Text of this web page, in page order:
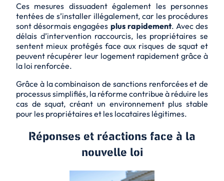
Ces mesures dissuadent également les personnes
tentées de s’installer illégalement, car les procédures
sont désormais engagées plus rapidement. Avec des
délais d’intervention raccourcis, les propriétaires se
sentent mieux protégés face aux risques de squat et
peuvent récupérer leur logement rapidement grâce à
la loi renforcée.
Grâce à la combinaison de sanctions renforcées et de
processus simplifiés, la réforme contribue à réduire les
cas de squat, créant un environnement plus stable
pour les propriétaires et les locataires légitimes.
Réponses et réactions face à la
nouvelle loi